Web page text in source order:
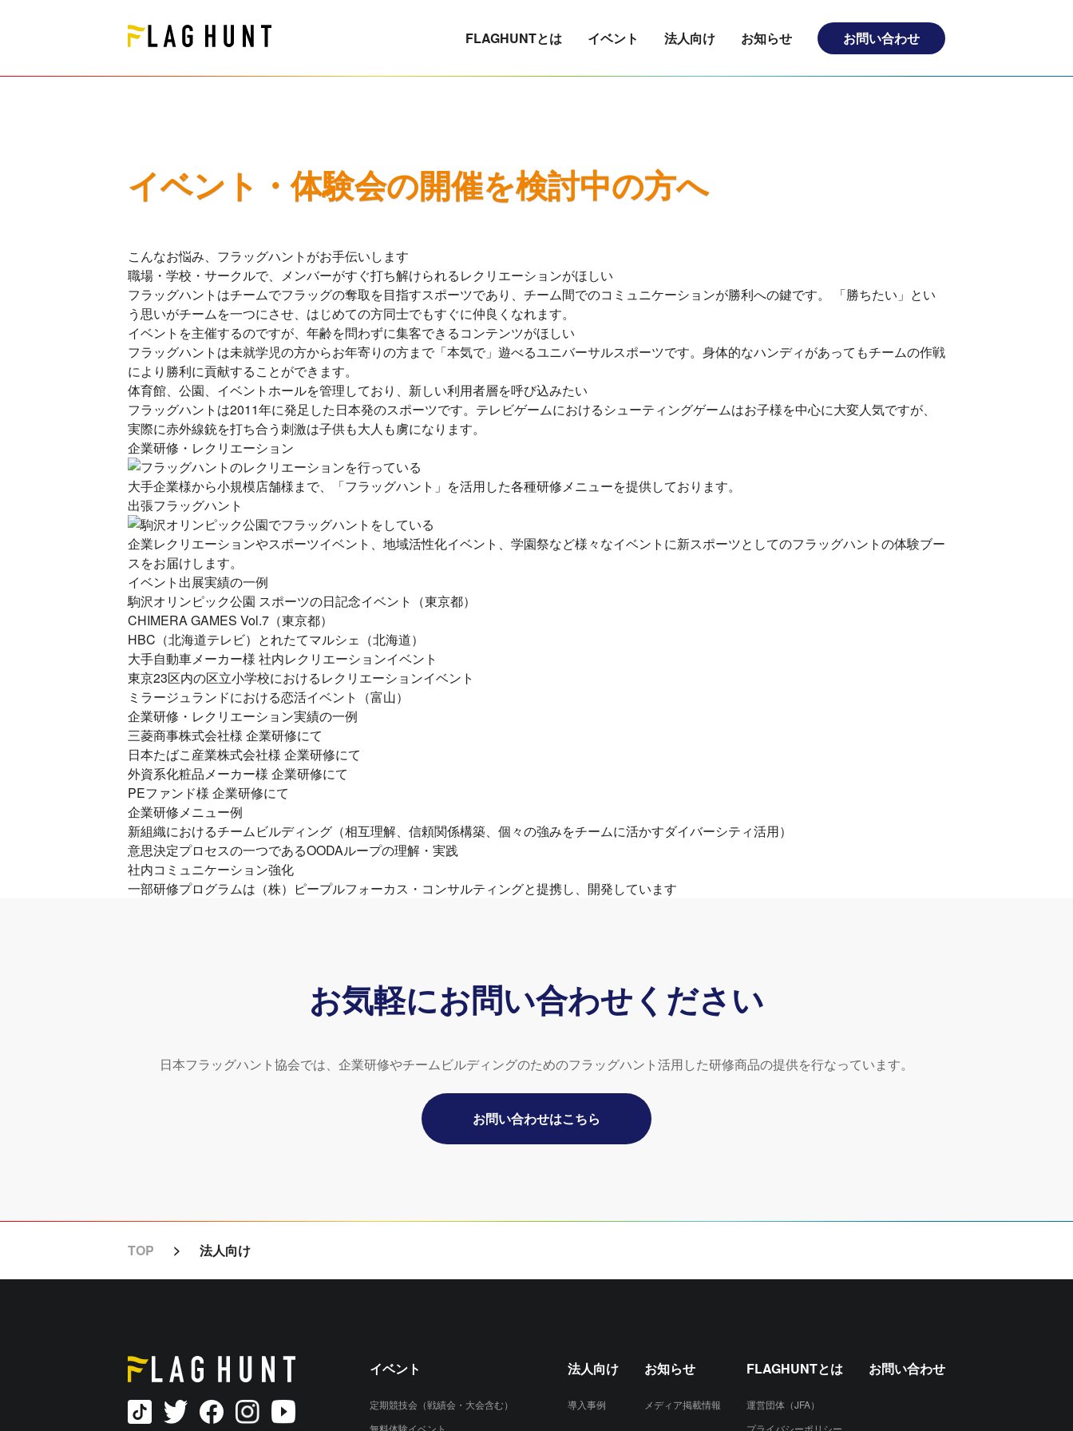
FLAGHUNTとは イベント 法人向け お知らせ お問い合わせ
イベント・体験会の開催を検討中の方へ
こんなお悩み、フラッグハントがお手伝いします
職場・学校・サークルで、メンバーがすぐ打ち解けられるレクリエーションがほしい
フラッグハントはチームでフラッグの奪取を目指すスポーツであり、チーム間でのコミュニケーションが勝利への鍵です。 「勝ちたい」とい
う思いがチームを一つにさせ、はじめての方同士でもすぐに仲良くなれます。
イベントを主催するのですが、年齢を問わずに集客できるコンテンツがほしい
フラッグハントは未就学児の方からお年寄りの方まで「本気で」遊べるユニバーサルスポーツです。身体的なハンディがあってもチームの作戦
により勝利に貢献することができます。
体育館、公園、イベントホールを管理しており、新しい利用者層を呼び込みたい
フラッグハントは2011年に発足した日本発のスポーツです。テレビゲームにおけるシューティングゲームはお子様を中心に大変人気ですが、
実際に赤外線銃を打ち合う刺激は子供も大人も虜になります。
企業研修・レクリエーション
大手企業様から小規模店舗様まで、「フラッグハント」を活用した各種研修メニューを提供しております。
出張フラッグハント
企業レクリエーションやスポーツイベント、地域活性化イベント、学園祭など様々なイベントに新スポーツとしてのフラッグハントの体験ブー
スをお届けします。
イベント出展実績の一例
駒沢オリンピック公園 スポーツの日記念イベント（東京都）
CHIMERA GAMES Vol.7（東京都）
HBC（北海道テレビ）とれたてマルシェ（北海道）
大手自動車メーカー様 社内レクリエーションイベント
東京23区内の区立小学校におけるレクリエーションイベント
ミラージュランドにおける恋活イベント（富山）
企業研修・レクリエーション実績の一例
三菱商事株式会社様 企業研修にて
日本たばこ産業株式会社様 企業研修にて
外資系化粧品メーカー様 企業研修にて
PEファンド様 企業研修にて
企業研修メニュー例
新組織におけるチームビルディング（相互理解、信頼関係構築、個々の強みをチームに活かすダイバーシティ活用）
意思決定プロセスの一つであるOODAループの理解・実践
社内コミュニケーション強化
一部研修プログラムは（株）ピープルフォーカス・コンサルティングと提携し、開発しています
お気軽にお問い合わせください
日本フラッグハント協会では、企業研修やチームビルディングのためのフラッグハント活用した研修商品の提供を行なっています。
お問い合わせはこちら
TOP 法人向け
イベント
定期競技会（戦績会・大会含む）
無料体験イベント
法人向け
導入事例
お知らせ
メディア掲載情報
FLAGHUNTとは
運営団体（JFA）
プライバシーポリシー
お問い合わせ